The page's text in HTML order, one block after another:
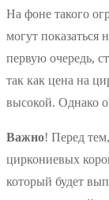
На фоне такого
могут показаться
первую очередь,
так как цена на
высокой. Однако
Важно! Перед
циркониевых
который будет